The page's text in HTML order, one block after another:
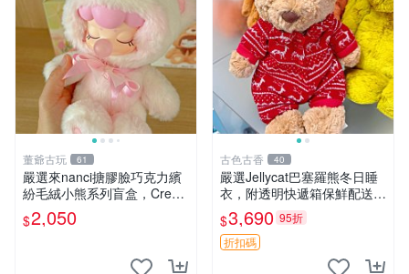
董爺古玩 61
嚴選來nanci搪膠臉巧克力繽
紛毛絨小熊系列盲盒，Crea
my櫻花巧藝盲盒 隱藏款Crea
my櫻花巧藝 嬰熊盲盒娃娃 樂
$2,050
古色古香 40
嚴選Jellycat巴塞羅熊冬日睡
衣，附透明快遞箱保鮮配送，
童趣可愛可收藏 巴塞羅熊 睡
衣 透明袋
$3,690 95折
折扣碼